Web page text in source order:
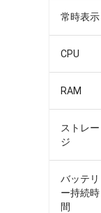
常時表示
CPU
RAM
ストレー
ジ
バッテリ
ー持続時
間